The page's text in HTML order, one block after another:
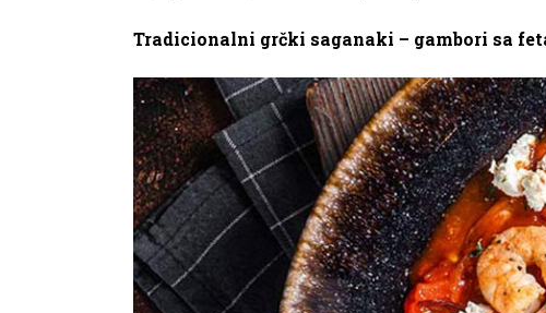
Tradicionalni grčki saganaki – gambori sa